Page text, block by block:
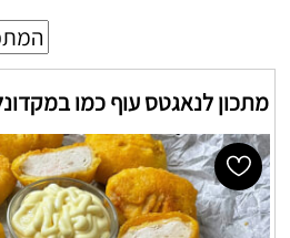
מתכון לנאגטס עוף כמו